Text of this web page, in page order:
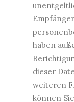
haben
dieser
weiteren
können